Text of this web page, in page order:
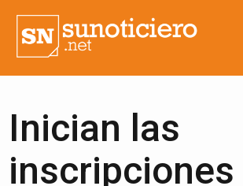
Inician las
inscripciones